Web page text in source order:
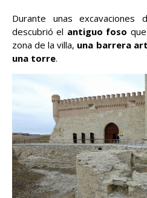
Durante unas
descubrió el antiguo foso
zona de la villa, una barrera
una torre.